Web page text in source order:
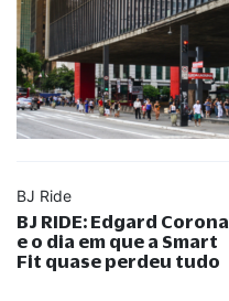
BJ Ride
BJ RIDE: Edgard Corona
e o dia em que a Smart
Fit quase perdeu tudo